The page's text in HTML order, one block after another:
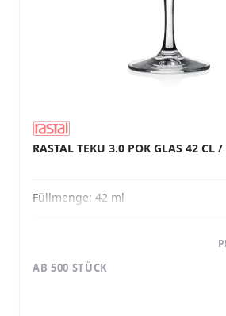
RASTAL TEKU 3.0 POK GLAS 42 CL
Füllmenge: 42 ml
AB 500 STÜCK